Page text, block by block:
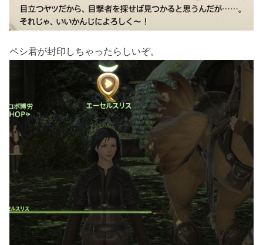
ペシ君が封印しちゃったらしいぞ。